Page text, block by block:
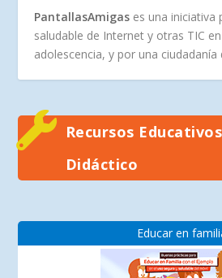
PantallasAmigas es una iniciativa
saludable de Internet y otras TIC
adolescencia, y por una ciudadanía
Recursos
Didáctico
Educar en